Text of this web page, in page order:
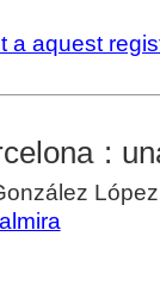
a aquest
:
López